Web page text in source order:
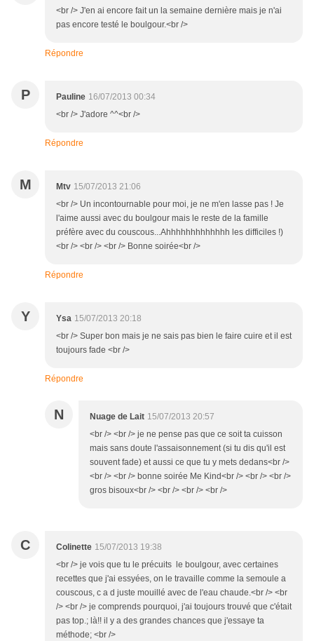
<br /> J'en ai encore fait un la semaine dernière mais je n'ai
pas encore testé le boulgour.<br />
Répondre
P Pauline 16/07/2013 00:34
<br /> J'adore ^^<br />
Répondre
M Mtv 15/07/2013 21:06
<br /> Un incontournable pour moi, je ne m'en lasse pas ! Je
l'aime aussi avec du boulgour mais le reste de la famille
préfère avec du couscous...Ahhhhhhhhhhhhh les difficiles !)
<br /> <br /> <br /> Bonne soirée<br />
Répondre
Y Ysa 15/07/2013 20:18
<br /> Super bon mais je ne sais pas bien le faire cuire et il est
toujours fade <br />
Répondre
N Nuage de Lait 15/07/2013 20:57
<br /> <br /> je ne pense pas que ce soit ta cuisson
mais sans doute l'assaisonnement (si tu dis qu'il est
souvent fade) et aussi ce que tu y mets dedans<br />
<br /> <br /> bonne soirée Me Kind<br /> <br /> <br />
gros bisoux<br /> <br /> <br /> <br />
C Colinette 15/07/2013 19:38
<br /> je vois que tu le précuits le boulgour, avec certaines
recettes que j'ai essyées, on le travaille comme la semoule a
couscous, c a d juste mouillé avec de l'eau chaude.<br /> <br
/> <br /> je comprends pourquoi, j'ai toujours trouvé que c'était
pas top.; là!! il y a des grandes chances que j'essaye ta
méthode; <br />